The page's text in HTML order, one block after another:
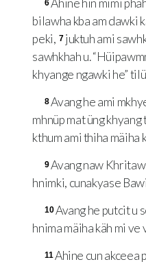
6Ahine hin mimi
bilawha kba am dawki
peki, 7 juktuh ami
sawhkhah u.
khyange ngawki he”
8Avang he ami
mhnüp mat üng
kthum ami thiha mäiha
9Avang naw Khritaw
hnimki, cunakyase
10Avang he putcit u
hnima mäiha käh mi ve
11Ahine cun akceea